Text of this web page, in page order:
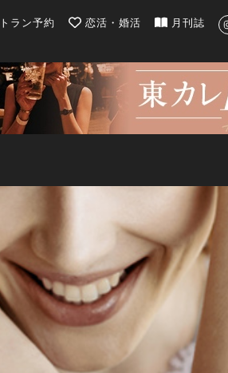
ンダー | 最新のグルメ、洗練されたライ
ラン予約 恋活・婚活 月刊誌